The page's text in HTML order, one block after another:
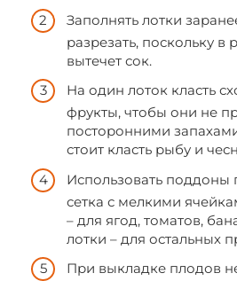
Заполнять лотки
разрезать, поскольку в
вытечет сок.
На один лоток класть
фрукты, чтобы они не
посторонними
стоит класть рыбу и
Использовать поддоны
сетка с мелкими
– для ягод, томатов,
лотки – для остальных
При выкладке плодов